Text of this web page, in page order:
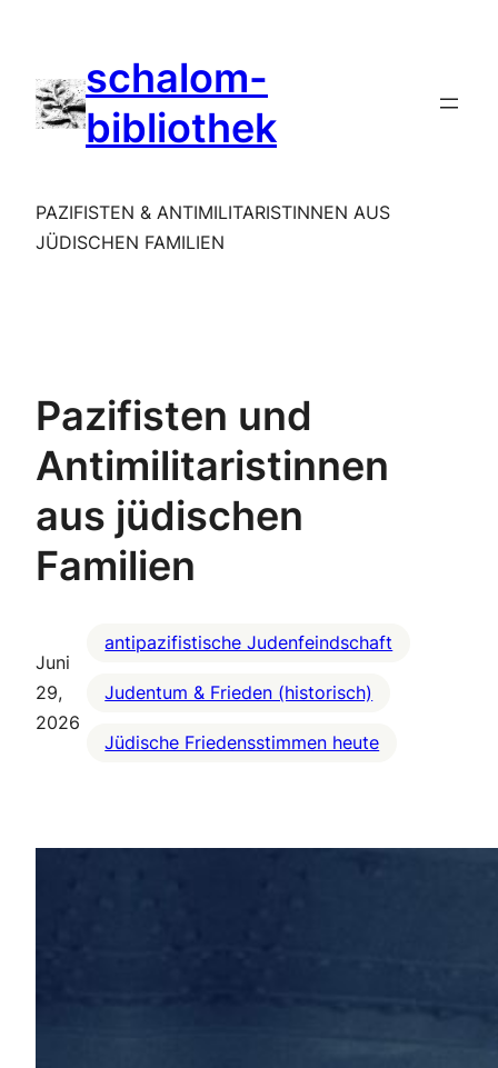
springen schalom-
bibliothek
PAZIFISTEN & ANTIMILITARISTINNEN AUS
JÜDISCHEN FAMILIEN
Pazifisten und
Antimilitaristinnen
aus jüdischen
Familien
Juni
29,
2026
antipazifistische Judenfeindschaft
Judentum & Frieden (historisch)
Jüdische Friedensstimmen heute